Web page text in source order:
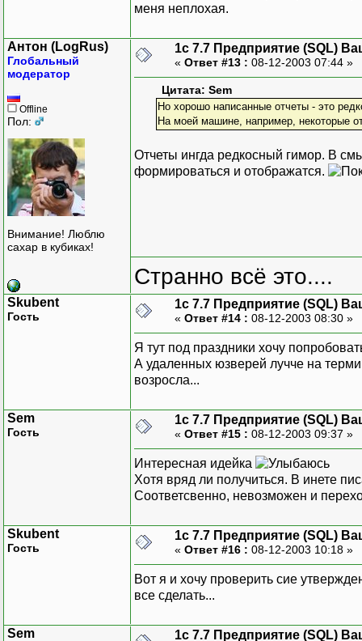
меня неплохая.
Антон (LogRus)
Глобальный
модератор
Offline
Пол:
Внимание! Люблю
сахар в кубиках!
1с 7.7 Предприятие (SQL)
« Ответ #13 : 08-12-2003 07:44 »
Цитата: Sem
Но хорошо написанные отчеты - это
На моей машине, например, некоторые
Отчеты ингда редкосный гимор. В
формироваться и отображатся.
Странно всё это....
Skubent
Гость
1с 7.7 Предприятие (SQL)
« Ответ #14 : 08-12-2003 08:30 »
Я тут под праздники хочу
А удаленных юзверей лучче на
возросла...
Sem
Гость
1с 7.7 Предприятие (SQL)
« Ответ #15 : 08-12-2003 09:37 »
Интересная идейка
Хотя вряд ли получиться. В инете
Соответсвенно, невозможен и
Skubent
Гость
1с 7.7 Предприятие (SQL)
« Ответ #16 : 08-12-2003 10:18 »
Вот я и хочу проверить сие
все сделать...
Sem 1с 7.7 Предприятие (SQL)